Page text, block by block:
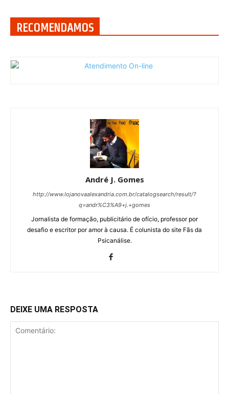
RECOMENDAMOS
André J. Gomes
http://www.lojanovaalexandria.com.br/catalogsearch/result/?
q=andr%C3%A9+j.+gomes
Jornalista de formação, publicitário de ofício, professor por
desafio e escritor por amor à causa. É colunista do site Fãs da
Psicanálise.
DEIXE UMA RESPOSTA